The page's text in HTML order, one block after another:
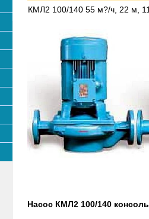
КМЛ2 100/140 55 м?/ч, 22 м,
Насос КМЛ2 100/140